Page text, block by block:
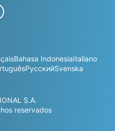
Bahasa IndonesiaItaliano
РусскийSvenska
S.A.
reservados